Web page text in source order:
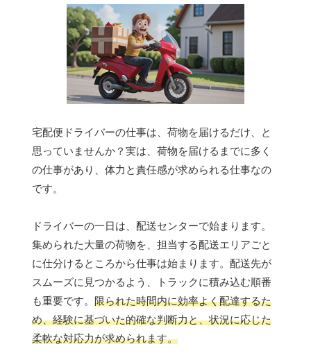
宅配便ドライバーの仕事は、荷物を届けるだけ、と
思っていませんか？実は、荷物を届けるまでに多く
の仕事があり、体力と責任感が求められる仕事なの
です。
ドライバーの一日は、配送センターで始まります。
集められた大量の荷物を、担当する配送エリアごと
に仕分けるところから仕事は始まります。配送先が
スムーズに見つかるよう、トラックに積み込む順番
も重要です。 限られた時間内に効率よく配達するた
め、経験に基づいた的確な判断力と、状況に応じた
柔軟な対応力が求められます。